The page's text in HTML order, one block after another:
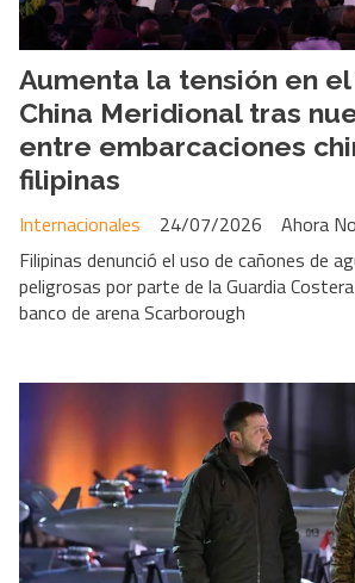
Aumenta la tensión en
China Meridional tras
entre embarcaciones
filipinas
Ahora
Internacionales
24/07/2026
Filipinas denunció el uso de cañones de
peligrosas por parte de la Guardia
banco de arena Scarborough